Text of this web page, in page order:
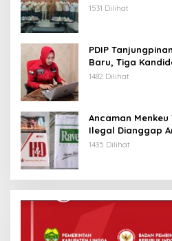
1531 Dilihat
PDIP
Baru, Tiga
Daring
1482 Dilihat
Ancaman
Ilegal Dianggap
Tanjungpinang
1435 Dilihat